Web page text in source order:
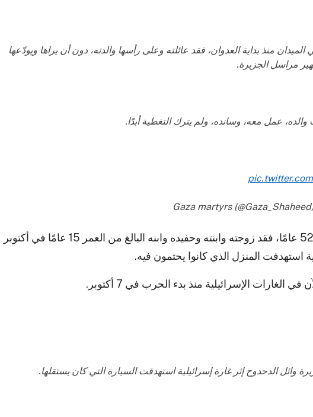
منذ بداية العدوان، فقد عائلته وعلى رأسها والدته، دون أن يراها ويودّعها
مراسل الجزيرة.
عمل معه، وسانده، ولم يترك التغطية أبدًا.
وائل الدحدوح، البالغ من العمر 52 عامًا، فقد زوجته وابنته وحفيده وابنه البالغ من العمر 15 عامًا في أكتوبر
استهدفت المنزل الذي كانوا يحتمون فيه.
الإسرائيلية منذ بدء الحرب في 7 أكتوبر.
وائل الدحدوح إثر غارة إسرائيلية استهدفت السيارة التي كان يستقلها.